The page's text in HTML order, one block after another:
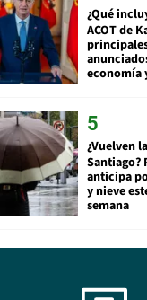
¿Qué
ACOT de
economía
¿Vuelven
Santiago?
anticipa
y nieve
semana